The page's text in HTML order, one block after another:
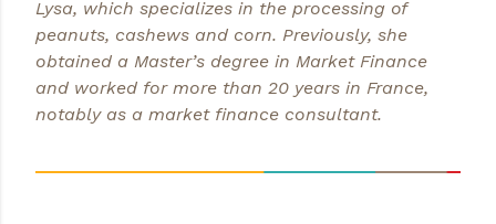
Lysa, which specializes in the processing of
peanuts, cashews and corn. Previously, she
obtained a Master’s degree in Market Finance
and worked for more than 20 years in France,
notably as a market finance consultant.